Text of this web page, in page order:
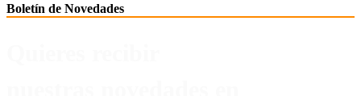
Boletín de Novedades